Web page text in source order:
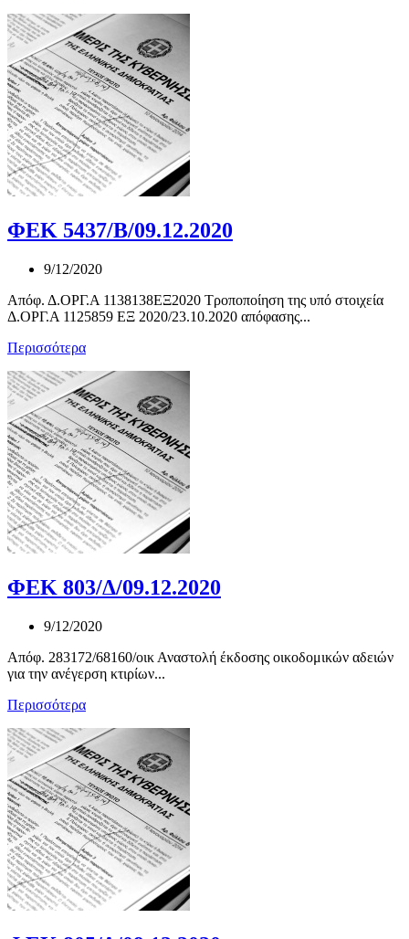
ΦΕΚ 5437/Β/09.12.2020
9/12/2020
Απόφ. Δ.ΟΡΓ.Α 1138138ΕΞ2020 Τροποποίηση της υπό στοιχεία
Δ.ΟΡΓ.Α 1125859 ΕΞ 2020/23.10.2020 απόφασης...
Περισσότερα
ΦΕΚ 803/Δ/09.12.2020
9/12/2020
Απόφ. 283172/68160/οικ Αναστολή έκδοσης οικοδομικών αδειών
για την ανέγερση κτιρίων...
Περισσότερα